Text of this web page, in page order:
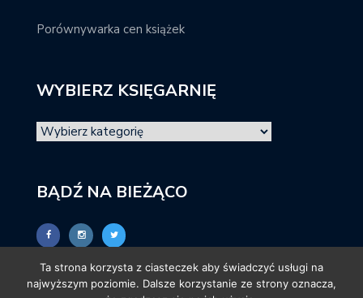
Porównywarka cen książek
WYBIERZ KSIĘGARNIĘ
BĄDŹ NA BIEŻĄCO
Ta strona korzysta z ciasteczek aby świadczyć usługi na
najwyższym poziomie. Dalsze korzystanie ze strony oznacza,